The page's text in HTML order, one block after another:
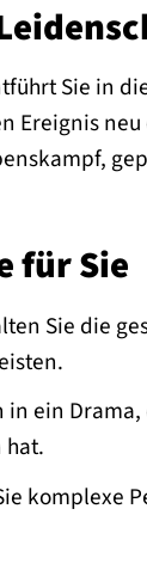
Sie in
Ereignis
für Sie
Sie die
in ein
hat.
komplexe